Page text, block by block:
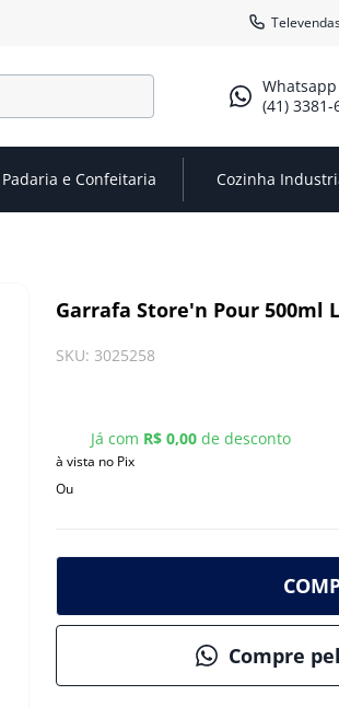
(41) 3381-
Padaria e Confeitaria Cozinha
Garrafa Store'n Pour 500ml
SKU: 3025258
Já com R$ 0,00de desconto
à vista no Pix
Ou
Compre